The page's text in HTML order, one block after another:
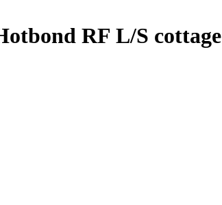
RF L/S cottage